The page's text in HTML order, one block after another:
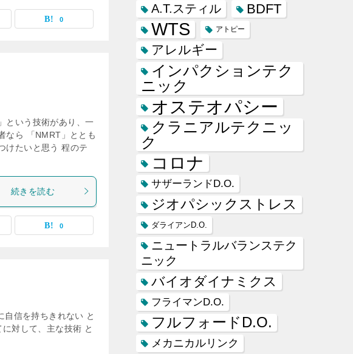
0
という技術があり、一
なら 「NMRT」ととも
けたいと思う 程のテ
続きを読む
0
信を持ちきれない と
対して、主な技術 と
A.T.スティル BDFT
WTS アトピー
アレルギー
インパクションテク
ニック
オステオパシー
クラニアルテクニッ
ク
コロナ
サザーランドD.O.
ジオパシックストレス
ダライアンD.O.
ニュートラルバランステク
ニック
バイオダイナミクス
フライマンD.O.
フルフォードD.O.
メカニカルリンク